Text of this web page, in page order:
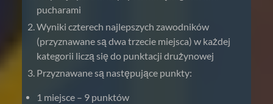
pucharami
Wyniki czterech najlepszych zawodników
(przyznawane są dwa trzecie miejsca) w każdej
kategorii liczą się do punktacji drużynowej
Przyznawane są następujące punkty:
1 miejsce – 9 punktów